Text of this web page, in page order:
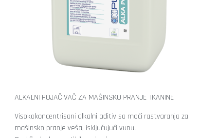
ALKALNI POJAČIVAČ ZA MAŠINSKO PRANJE TKANINE
Visokokoncentrisani alkalni aditiv sa moći rastvaranja za
mašinsko pranje veša, isključujući vunu.